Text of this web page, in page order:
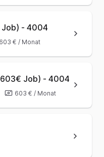
Job) - 4004
603 € / Monat
Job) - 4004
603 € / Monat